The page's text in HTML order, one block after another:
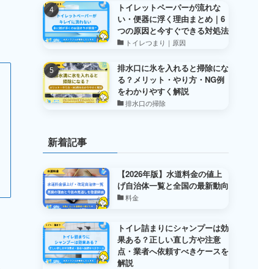
トイレットペーパーが流れな
い・便器に浮く理由まとめ｜6
つの原因と今すぐできる対処法
トイレつまり｜原因
排水口に氷を入れると掃除にな
る？メリット・やり方・NG例
をわかりやすく解説
排水口の掃除
新着記事
【2026年版】水道料金の値上
げ自治体一覧と全国の最新動向
料金
トイレ詰まりにシャンプーは効
果ある？正しい直し方や注意
点・業者へ依頼すべきケースを
解説